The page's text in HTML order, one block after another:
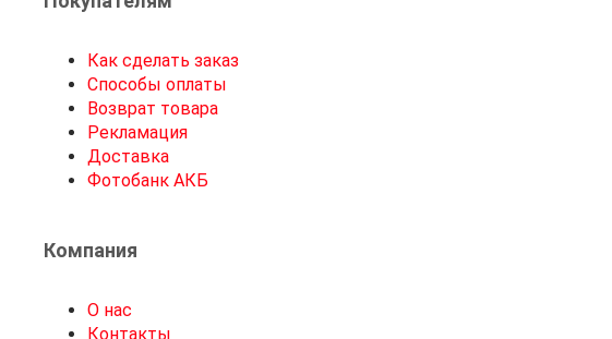
Как сделать заказ
Способы оплаты
Возврат товара
Рекламация
Доставка
Фотобанк АКБ
Компания
О нас
Контакты